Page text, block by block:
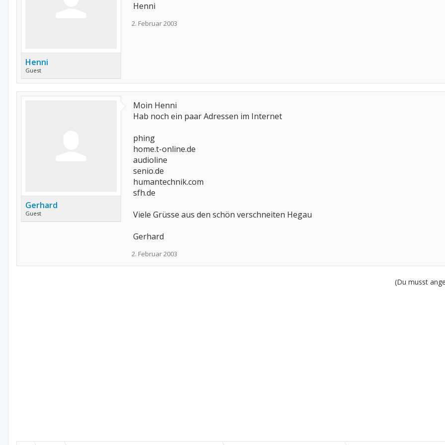
Henni
Guest
Henni
2. Februar 2003
Gerhard
Guest
Moin Henni
Hab noch ein paar Adressen im Internet
phing
home.t-online.de
audioline
senio.de
humantechnik.com
sfh.de
Viele Grüsse aus den schön verschneiten Hegau
Gerhard
2. Februar 2003
(Du musst